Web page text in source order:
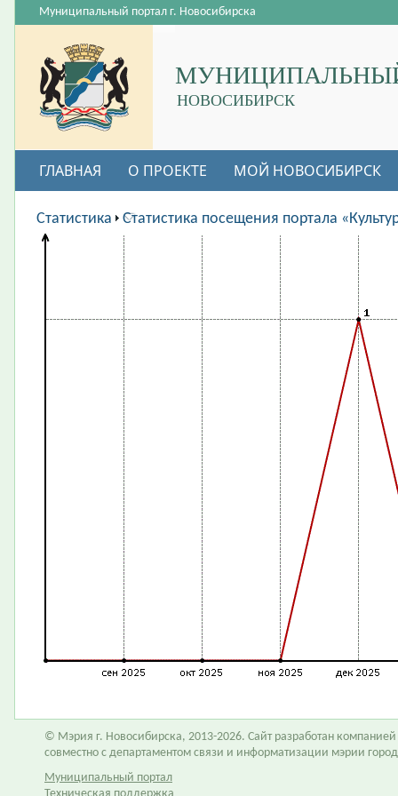
НОВОСИБИРСК
Муниципальный портал г. Новосибирска
ГЛАВНАЯ О ПРОЕКТЕ МОЙ НОВОСИБИРСК
ВАКАНСИИ
Статистика Статистика посещения портала
© Мэрия г. Новосибирска, 2013-2026. Сайт разработан компанией
совместно с департаментом связи и информатизации мэрии
Муниципальный портал